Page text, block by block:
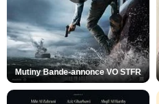
Mutiny Bande-annonce VO STFR